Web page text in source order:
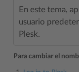
En este tema,
usuario
Plesk.
Para cambiar el